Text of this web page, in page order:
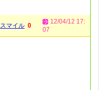
スマイル 0
12/04/12 17:
07